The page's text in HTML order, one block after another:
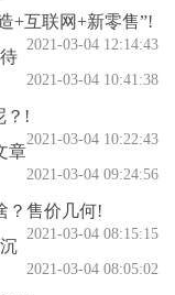
+互联网+新零售”!
2021-03-04 12:14:43
2021-03-04 10:41:38
？!
2021-03-04 10:22:43
章
2021-03-04 09:24:56
？售价几何!
2021-03-04 08:15:15
2021-03-04 08:05:02